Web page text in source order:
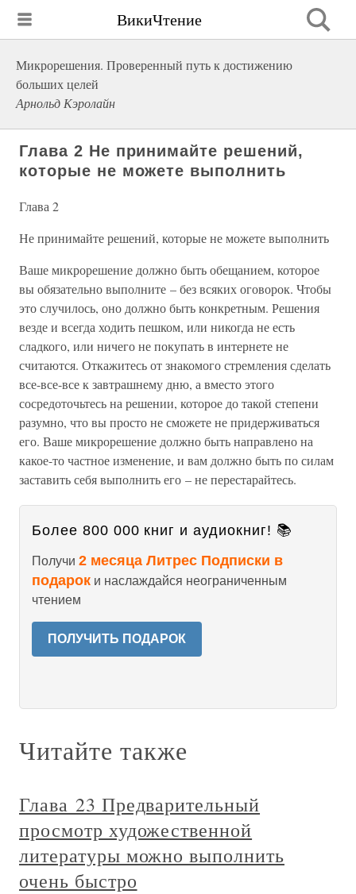
ВикиЧтение
Микрорешения. Проверенный путь к достижению
больших целей
Арнольд Кэролайн
Глава 2 Не принимайте решений,
которые не можете выполнить
Глава 2
Не принимайте решений, которые не можете выполнить
Ваше микрорешение должно быть обещанием, которое
вы обязательно выполните – без всяких оговорок. Чтобы
это случилось, оно должно быть конкретным. Решения
везде и всегда ходить пешком, или никогда не есть
сладкого, или ничего не покупать в интернете не
считаются. Откажитесь от знакомого стремления сделать
все-все-все к завтрашнему дню, а вместо этого
сосредоточьтесь на решении, которое до такой степени
разумно, что вы просто не сможете не придерживаться
его. Ваше микрорешение должно быть направлено на
какое-то частное изменение, и вам должно быть по силам
заставить себя выполнить его – не перестарайтесь.
Более 800 000 книг и аудиокниг! 📚
Получи 2 месяца Литрес Подписки в
подарок и наслаждайся неограниченным
чтением
ПОЛУЧИТЬ ПОДАРОК
Читайте также
Глава 23 Предварительный
просмотр художественной
литературы можно выполнить
очень быстро